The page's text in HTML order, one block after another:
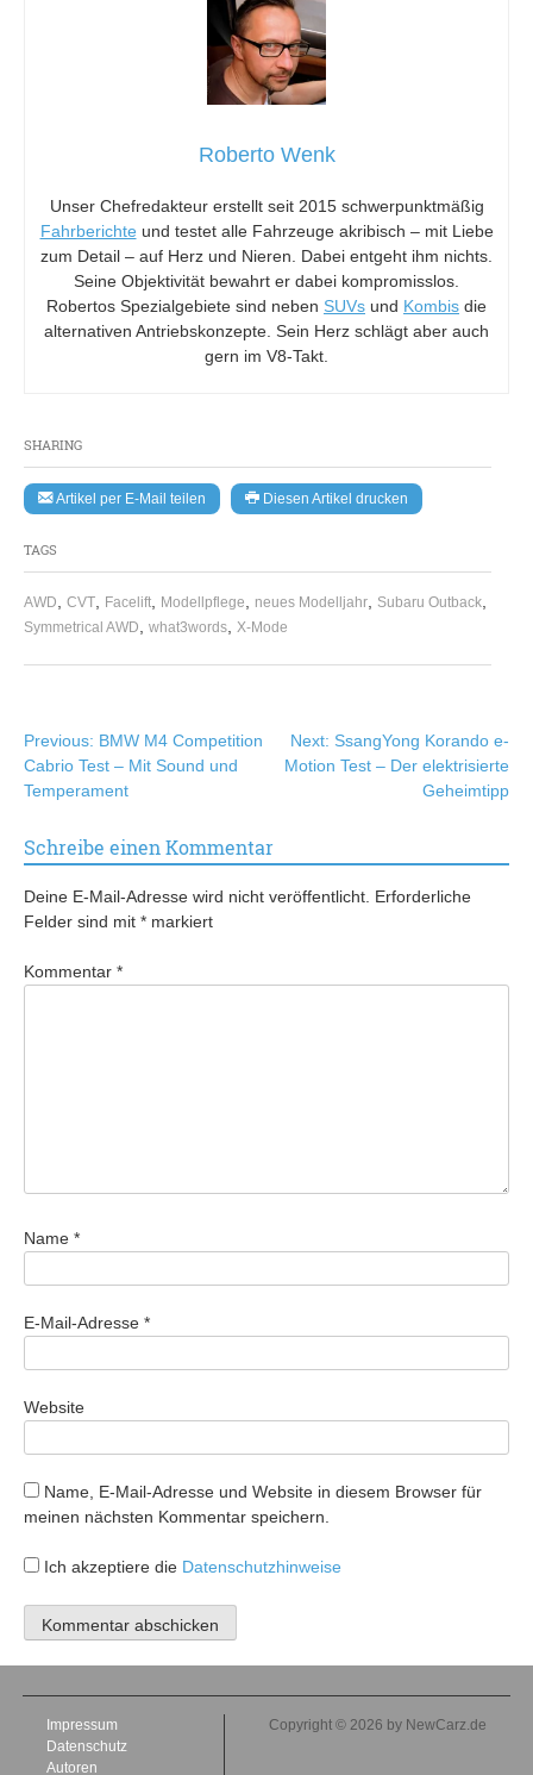
SHARING
Artikel per E-Mail teilen Diesen Artikel drucken
TAGS
AWD CVT Facelift Modellpflege neues Modelljahr Subaru Outback
Symmetrical AWD what3words X-Mode
Roberto Wenk
Unser Chefredakteur erstellt seit 2015 schwerpunktmäßig
Fahrberichte und testet alle Fahrzeuge akribisch – mit Liebe
zum Detail – auf Herz und Nieren. Dabei entgeht ihm nichts.
Seine Objektivität bewahrt er dabei kompromisslos.
Robertos Spezialgebiete sind neben SUVs und Kombis die
alternativen Antriebskonzepte. Sein Herz schlägt aber auch
gern im V8-Takt.
Beitragsnavigation
Previous: BMW M4 Competition
Cabrio Test – Mit Sound und
Temperament
Next: SsangYong Korando e-
Motion Test – Der elektrisierte
Geheimtipp
Schreibe einen Kommentar
Deine E-Mail-Adresse wird nicht veröffentlicht. Erforderliche
Felder sind mit * markiert
Kommentar *
Name *
E-Mail-Adresse *
Website
Name, E-Mail-Adresse und Website in diesem Browser für
meinen nächsten Kommentar speichern.
Ich akzeptiere die Datenschutzhinweise
Impressum
Datenschutz
Autoren
Copyright © 2026 by NewCarz.de